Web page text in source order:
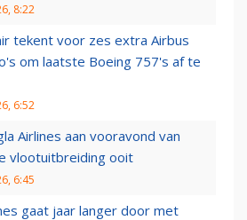
8:22
tekent voor zes extra Airbus
om laatste Boeing 757's af te
6:52
Airlines aan vooravond van
vlootuitbreiding ooit
6:45
gaat jaar langer door met